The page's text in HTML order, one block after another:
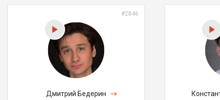
#2846
Дмитрий Бедерин